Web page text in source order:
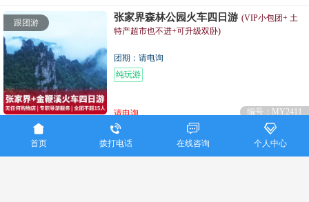
跟团游 张家界森林公园火车四日游 (VIP小包团+ 土
特产超市也不进+可升级双卧)
团期：请电询
纯玩游
请电询
编号：MY2411
已售：29
首页

拨打电话

在线咨询

个人中心